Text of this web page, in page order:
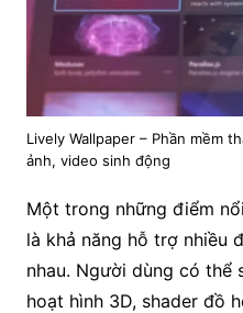
Lively Wallpaper – Phần mềm
ảnh, video sinh động
Một trong những điểm
là khả năng hỗ trợ nhiều
nhau. Người dùng có thể
hoạt hình 3D, shader đồ